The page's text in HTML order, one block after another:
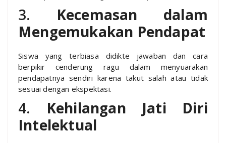
3. Kecemasan dalam
Mengemukakan Pendapat
Siswa yang terbiasa didikte jawaban dan cara
berpikir cenderung ragu dalam menyuarakan
pendapatnya sendiri karena takut salah atau tidak
sesuai dengan ekspektasi.
4. Kehilangan Jati Diri
Intelektual